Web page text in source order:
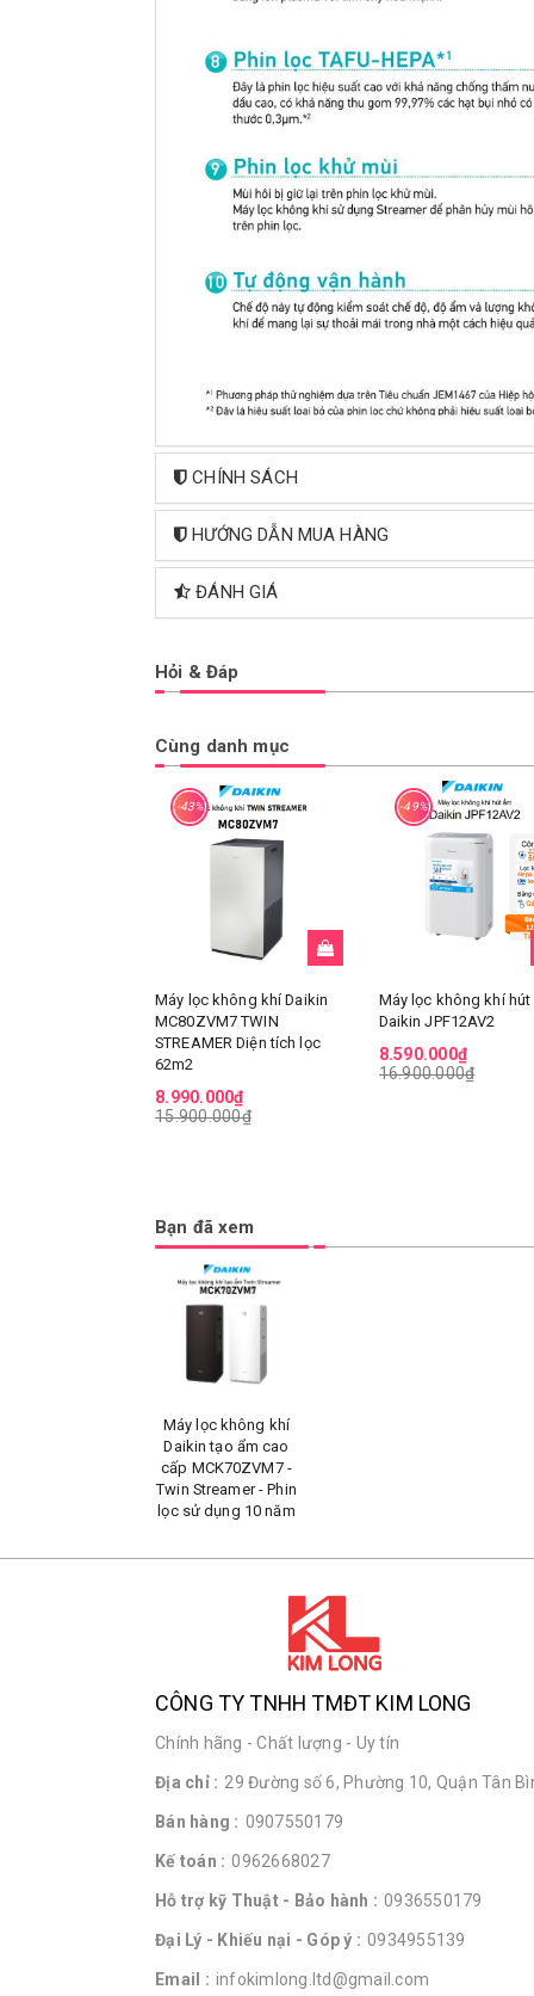
CHÍNH SÁCH
HƯỚNG DẪN MUA HÀNG
ĐÁNH GIÁ
Hỏi & Đáp
Cùng danh mục
-43%
Máy lọc không khí Daikin
MC80ZVM7 TWIN
STREAMER Diện tích lọc
62m2
8.990.000₫
15.900.000₫
-49%
Máy lọc không khí hút
Daikin JPF12AV2
8.590.000₫
16.900.000₫
Bạn đã xem
Máy lọc không khí
Daikin tạo ẩm cao
cấp MCK70ZVM7 -
Twin Streamer - Phin
lọc sử dụng 10 năm
CÔNG TY TNHH TMĐT KIM LONG
Chính hãng - Chất lượng - Uy tín
Địa chỉ : 29 Đường số 6, Phường 10, Quận Tân
Bán hàng : 0907550179
Kế toán : 0962668027
Hỗ trợ kỹ Thuật - Bảo hành : 0936550179
Đại Lý - Khiếu nại - Góp ý : 0934955139
Email : infokimlong.ltd@gmail.com